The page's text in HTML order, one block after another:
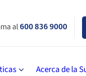
Acerca de la
al600 836 9000